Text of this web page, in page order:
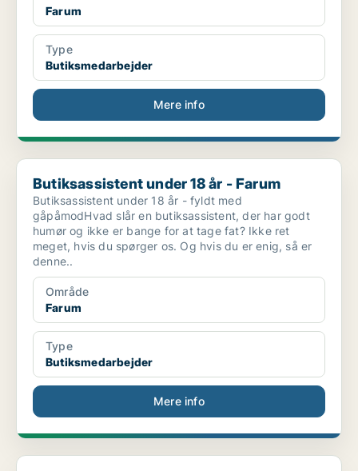
Farum
Type
Butiksmedarbejder
Mere info
Butiksassistent under 18 år - Farum
Butiksassistent under 18 år - Farum
Butiksassistent under 18 år - fyldt med
gåpåmodHvad slår en butiksassistent, der har godt
humør og ikke er bange for at tage fat? Ikke ret
meget, hvis du spørger os. Og hvis du er enig, så er
denne..
Område
Farum
Type
Butiksmedarbejder
Mere info
(Under 18 år 7-12 timer/uge) McDonald’s Farum søge...